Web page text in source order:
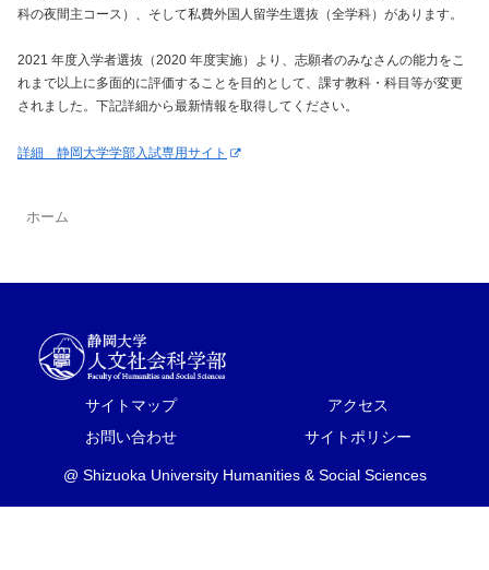
科の夜間主コース）、そして私費外国人留学生選抜（全学科）があります。
2021 年度入学者選抜（2020 年度実施）より、志願者のみなさんの能力をこ
れまで以上に多面的に評価することを目的として、課す教科・科目等が変更
されました。下記詳細から最新情報を取得してください。
詳細 静岡大学学部入試専用サイト
ホーム
サイトマップ
アクセス
お問い合わせ
サイトポリシー
@ Shizuoka University Humanities & Social Sciences